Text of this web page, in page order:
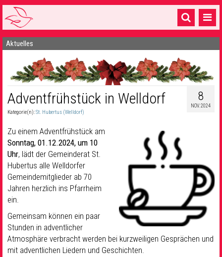
Startseite
1 Pfarrei
16 Gemeinden & mehr
Gottesdienste & Sinnsuche
Sakramente & Feste
Gemeinschaft & Soziales
Musik& Kultur
Seelsorge & Kontakt
Aktuelles
8
NOV. 2024
Adventfrühstück in Welldorf
Kategorie(n):St. Hubertus (Welldorf)
Zu einem Adventfrühstück am
Sonntag, 01.12.2024, um 10
Uhr, lädt der Gemeinderat St.
Hubertus alle Welldorfer
Gemeindemitglieder ab 70
Jahren herzlich ins Pfarrheim
ein.
Gemeinsam können ein paar
Stunden in adventlicher
Atmosphäre verbracht werden bei kurzweiligen Gesprächen und
mit adventlichen Liedern und Geschichten.